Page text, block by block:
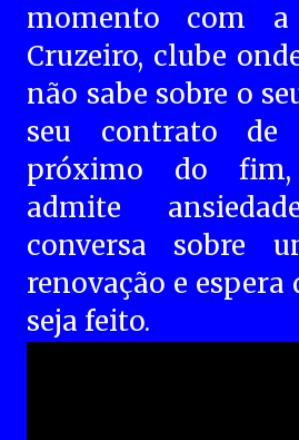
momento com
Cruzeiro, clube
não sabe sobre o
seu contrato de
próximo do
admite
conversa sobre
renovação e
seja feito.